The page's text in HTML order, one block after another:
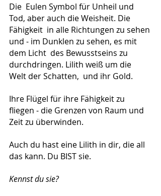
Die  Eulen Symbol für Unheil und
Tod, aber auch die Weisheit. Die
Fähigkeit  in alle Richtungen zu sehen
und - im Dunklen zu sehen, es mit
dem Licht  des Bewusstseins zu
durchdringen. Lilith weiß um die
Welt der Schatten,  und ihr Gold.
Ihre Flügel für ihre Fähigkeit zu
fliegen - die Grenzen von Raum und
Zeit zu überwinden.
Auch du hast eine Lilith in dir, die all
das kann. Du BIST sie.
Kennst du sie?